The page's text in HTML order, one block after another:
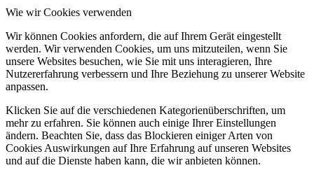
Wie wir Cookies verwenden
Wir können Cookies anfordern, die auf Ihrem Gerät eingestellt
werden. Wir verwenden Cookies, um uns mitzuteilen, wenn Sie
unsere Websites besuchen, wie Sie mit uns interagieren, Ihre
Nutzererfahrung verbessern und Ihre Beziehung zu unserer Website
anpassen.
Klicken Sie auf die verschiedenen Kategorienüberschriften, um
mehr zu erfahren. Sie können auch einige Ihrer Einstellungen
ändern. Beachten Sie, dass das Blockieren einiger Arten von
Cookies Auswirkungen auf Ihre Erfahrung auf unseren Websites
und auf die Dienste haben kann, die wir anbieten können.